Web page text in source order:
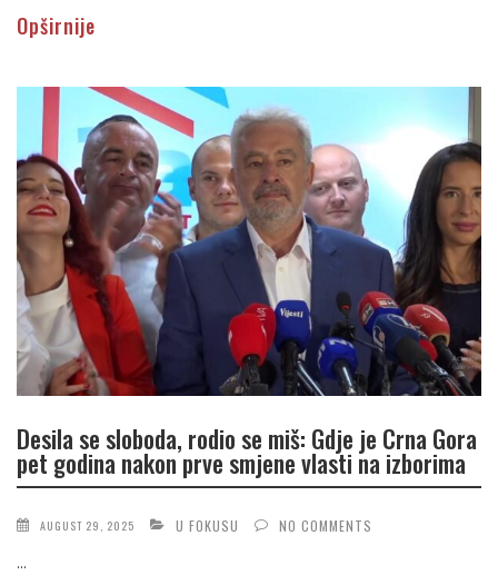
Opširnije
Desila se sloboda, rodio se miš: Gdje je Crna Gora
pet godina nakon prve smjene vlasti na izborima
AUGUST 29, 2025 U FOKUSU NO COMMENTS
...